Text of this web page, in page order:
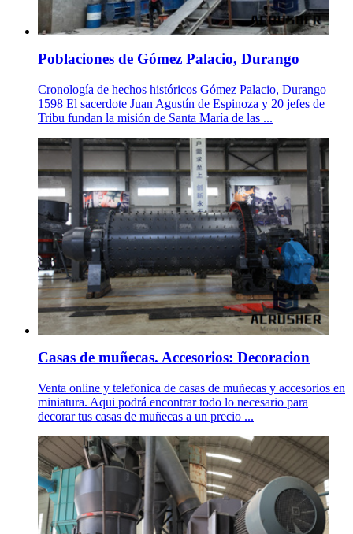
Poblaciones de Gómez Palacio, Durango
Cronología de hechos históricos Gómez Palacio, Durango
1598 El sacerdote Juan Agustín de Espinoza y 20 jefes de
Tribu fundan la misión de Santa María de las ...
Casas de muñecas. Accesorios: Decoracion
Venta online y telefonica de casas de muñecas y accesorios en
miniatura. Aqui podrá encontrar todo lo necesario para
decorar tus casas de muñecas a un precio ...